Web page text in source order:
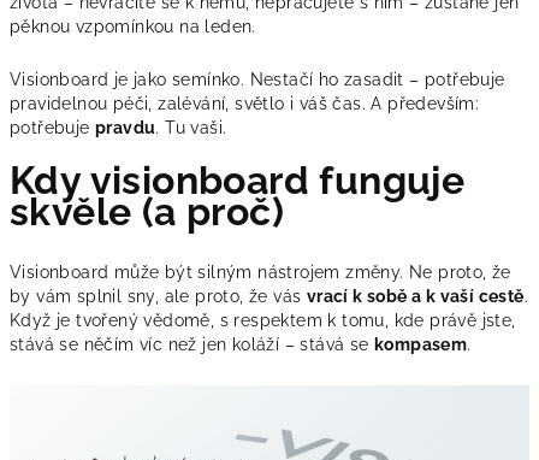
pěknou vzpomínkou na leden.
Visionboard je jako semínko. Nestačí ho zasadit – potřebuje
pravidelnou péči, zalévání, světlo i váš čas. A především:
potřebujepravdu. Tu vaši.
Kdy visionboard funguje
skvěle (a proč)
Visionboard může být silným nástrojem změny. Ne proto, že
by vám splnil sny, ale proto, že vás vrací k sobě a k vaší cestě.
Když je tvořený vědomě, s respektem k tomu, kde právě jste,
stává se něčím víc než jen koláží – stává se kompasem.